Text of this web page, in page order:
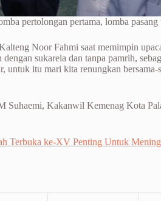
pertolongan pertama, lomba
Noor Fahmi saat memimpin
sukarela dan tanpa pamrih,
untuk itu mari kita renungkan
Kakanwil Kemenag Kota
Terbuka ke-XV Penting Untuk